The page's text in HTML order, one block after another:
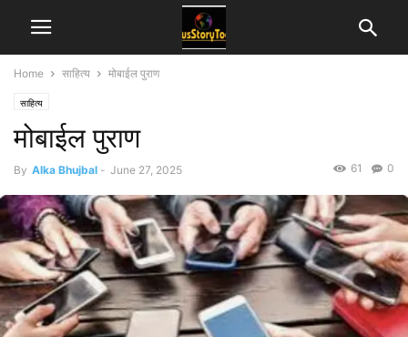
Home साहित्य मोबाईल पुराण
साहित्य
मोबाईल पुराण
By Alka Bhujbal - June 27, 2025 0
61